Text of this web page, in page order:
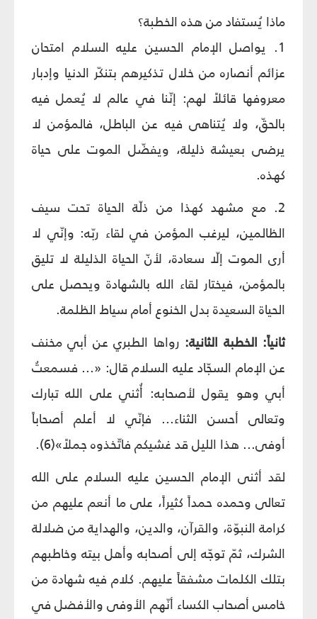
ماذا يُستفاد من هذه الخطبة؟
1. يواصل الإمام الحسين عليه السلام امتحان
عزائم أنصاره من خلال تذكيرهم بتنكّر الدنيا وإدبار
معروفها قائلاً لهم: إنّنا في عالم لا يُعمل فيه
بالحقّ، ولا يُتناهى فيه عن الباطل، فالمؤمن لا
يرضى بعيشة ذليلة، ويفضّل الموت على حياة
كهذه.
2. مع مشهد كهذا من ذلّة الحياة تحت سيف
الظالمين، ليرغب المؤمن في لقاء ربّه: وإنّي لا
أرى الموت إلّا سعادة، لأنّ الحياة الذليلة لا تليق
بالمؤمن، فيختار لقاء الله بالشهادة ويحصل على
الحياة السعيدة بدل الخنوع أمام سياط الظلمة.
ثانياً: الخطبة الثانية: رواها الطبري عن أبي مخنف
عن الإمام السجّاد عليه السلام قال: «... فسمعتُ
أبي وهو يقول لأصحابه: أُثني على الله تبارك
وتعالى أحسن الثناء... فإنّي لا أعلم أصحاباً
أوفى... هذا الليل قد غشيكم فاتّخذوه جملاً»(6).
لقد أثنى الإمام الحسين عليه السلام على الله
تعالى وحمده حمداً كثيراً، على ما أنعم عليهم من
كرامة النبوّة، والقرآن، والدين، والهداية من ضلالة
الشرك، ثمّ توجّه إلى أصحابه وأهل بيته وخاطبهم
بتلك الكلمات مشفقاً عليهم. كلام فيه شهادة من
خامس أصحاب الكساء أنّهم الأوفى والأفضل في